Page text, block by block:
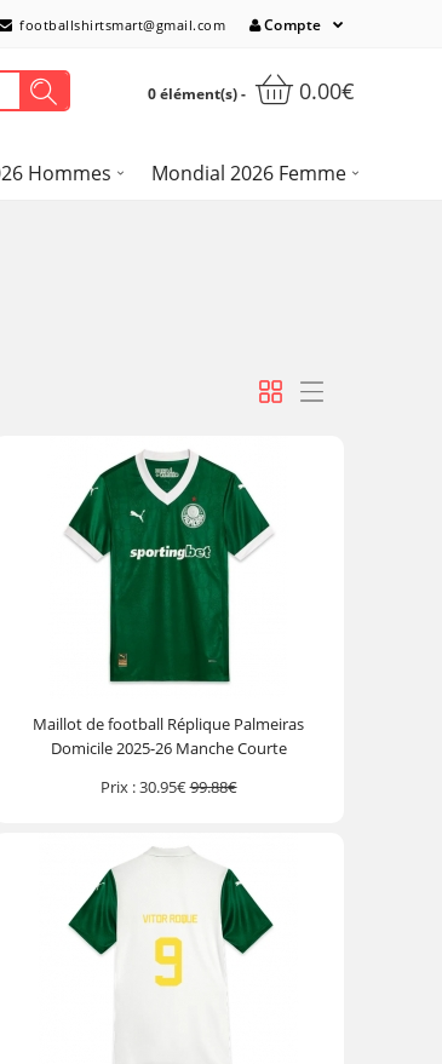
footballshirtsmart@gmail.com Compte
0 élément(s) - 0.00€
Hommes Mondial 2026 Femme
Maillot de football Réplique Palmeiras
Domicile 2025-26 Manche Courte
Prix :30.95€99.88€